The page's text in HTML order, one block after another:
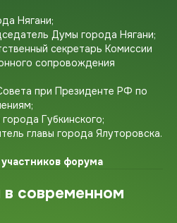
Нягани;
Думы города Нягани;
секретарь Комиссии
сопровождения
при Президенте РФ по
города Губкинского;
главы города Ялуторовска.
форума
в современном